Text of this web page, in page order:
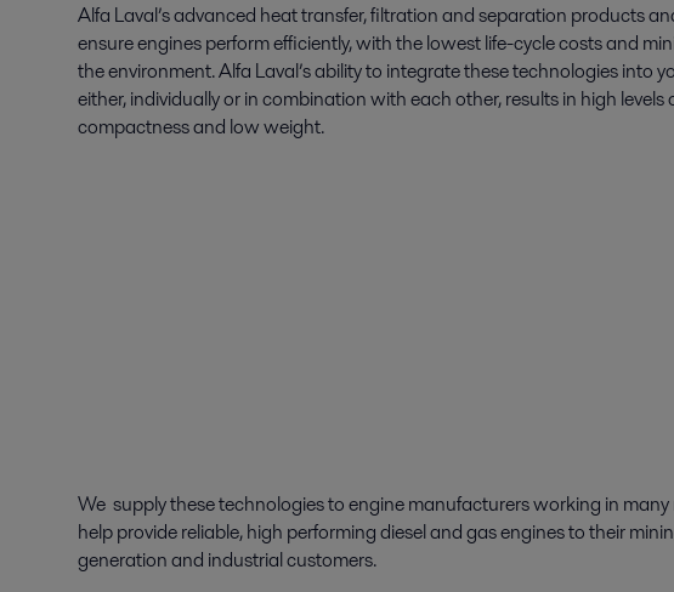
Alfa Laval’s advanced heat transfer, filtration and separation products
ensure engines perform efficiently, with the lowest life-cycle costs and
the environment. Alfa Laval’s ability to integrate these technologies into
either, individually or in combination with each other, results in high levels
compactness and low weight.
We supply these technologies to engine manufacturers working in
help provide reliable, high performing diesel and gas engines to their
generation and industrial customers.